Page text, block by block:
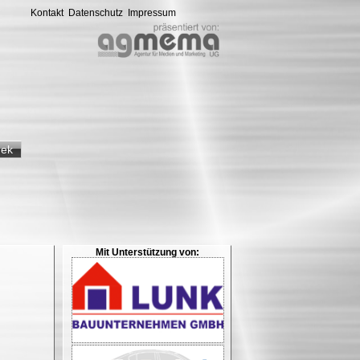
Kontakt Datenschutz Impressum
Mit Unterstützung von: